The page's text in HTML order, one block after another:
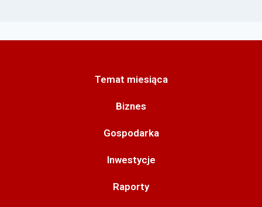
Temat miesiąca
Biznes
Gospodarka
Inwestycje
Raporty